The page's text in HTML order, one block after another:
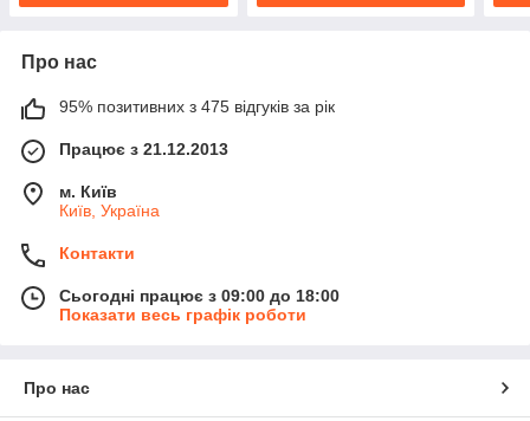
Про нас
95% позитивних з 475 відгуків за рік
Працює з 21.12.2013
м. Київ
Київ, Україна
Контакти
Сьогодні працює з 09:00 до 18:00
Показати весь графік роботи
Про нас